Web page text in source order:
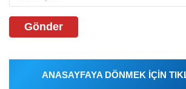
Gönder
ANASAYFAYA DÖNMEK İÇİN